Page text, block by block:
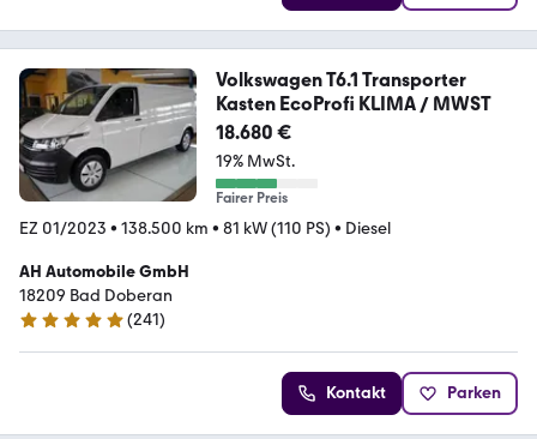
Volkswagen T6.1 Transporter
Kasten EcoProfi KLIMA / MWST
18.680 €
19% MwSt.
Fairer Preis
EZ 01/2023 • 138.500 km • 81 kW (110 PS) • Diesel
AH Automobile GmbH
18209 Bad Doberan
4.8 Sterne
(241)
Kontakt Parken